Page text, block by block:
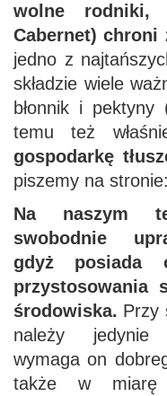
wolne
Cabernet) chroni
jedno z
składzie wiele
błonnik i pektyny
temu też
gospodarkę
piszemy na stronie:
Na naszym
swobodnie
gdyż posiada
przystosowania
środowiska. Przy
należy
wymaga on
także w miarę